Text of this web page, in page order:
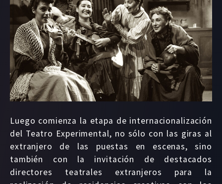
Luego comienza la etapa de internacionalización
del Teatro Experimental, no sólo con las giras al
extranjero de las puestas en escenas, sino
también con la invitación de destacados
directores teatrales extranjeros para la